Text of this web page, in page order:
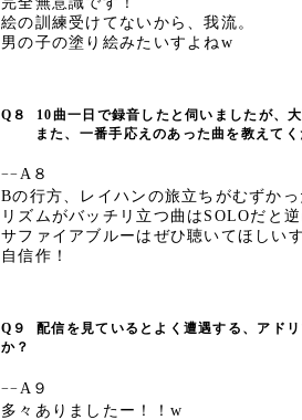
絵の訓練受けてないから、我流。
男の子の塗り絵みたいすよねw
Q８
10曲一日で録音したと伺いましたが、
また、一番手応えのあった曲を教えてく
−− A８
Bの行方、レイハンの旅立ちがむずかっ
リズムがバッチリ立つ曲はSOLOだと
サファイアブルーはぜひ聴いてほしいす
自信作！
Q９
配信を見ているとよく遭遇する、アド
か？
−− A９
多々ありましたー！！w